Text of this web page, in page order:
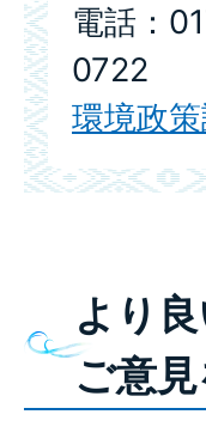
電話：
0722
環境政
より
ご意